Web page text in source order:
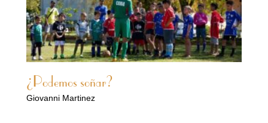
¿Podemos soñar?
Giovanni Martinez